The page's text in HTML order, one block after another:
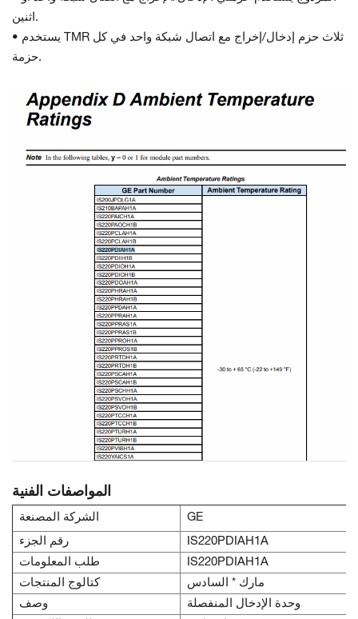
اثنين.
• يستخدم TMR ثلاث حزم إدخال/إخراج مع اتصال شبكة واحد في كل
حزمة.
المواصفات الفنية
الشركة المصنعة GE
رقم الجزء
IS220PDIAH1A
طلب المعلومات
IS220PDIAH1A
كتالوج المنتجات
مارك * السادس
وصف
وحدة الإدخال المنفصلة